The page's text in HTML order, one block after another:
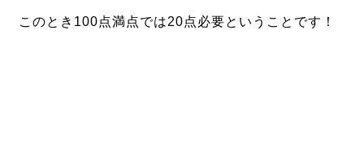
このとき100点満点では20点必要ということです！